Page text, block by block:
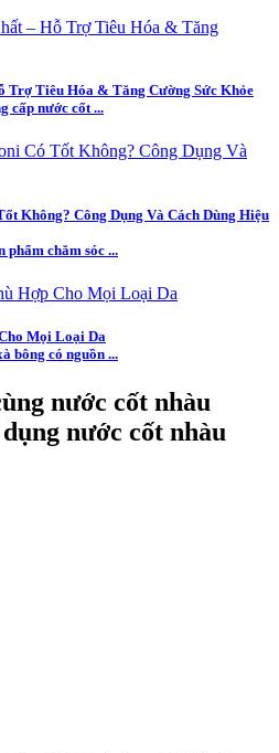
Trợ Tiêu Hóa & Tăng Cường Sức Khỏe
cấp nước cốt ...
Không? Công Dụng Và Cách Dùng Hiệu
phẩm chăm sóc ...
Mọi Loại Da
bông có nguồn ...
nước cốt nhàu
nước cốt nhàu